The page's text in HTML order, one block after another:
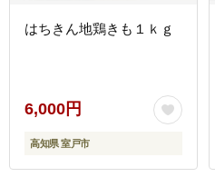
はちきん地鶏きも１ｋｇ
6,000円
高知県 室戸市